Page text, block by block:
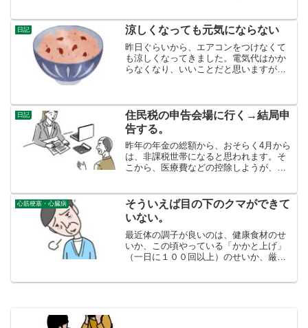
をなにげに見ていたら、おススメ動画
に、以下の脳内科学みた...
日記 涼しくなっても元気にならない
昨日ぐらいから、エアコンをつけなくて
も涼しくなってきました。電気代はかか
らなくなり、いいことだと思いますが、
気がします。今朝、朝飯の...
日記
住民税の申告会場に行く→結局申
告する。
昨年の年金の総額から、おそらく4月から
は、非課税世帯になると思われます。そ
こから、医療費などの控除しようが、し
ということを確認に住民税の申告会場に
聞きに行きました。１年...
心筋梗塞・心臓病
そういえば目の下のクマができて
いない。
最近体の調子が良いのは、健康食材のせ
いか、この頃やっている「かかと上げ」
（一日に１００回以上）のせいか、厳密